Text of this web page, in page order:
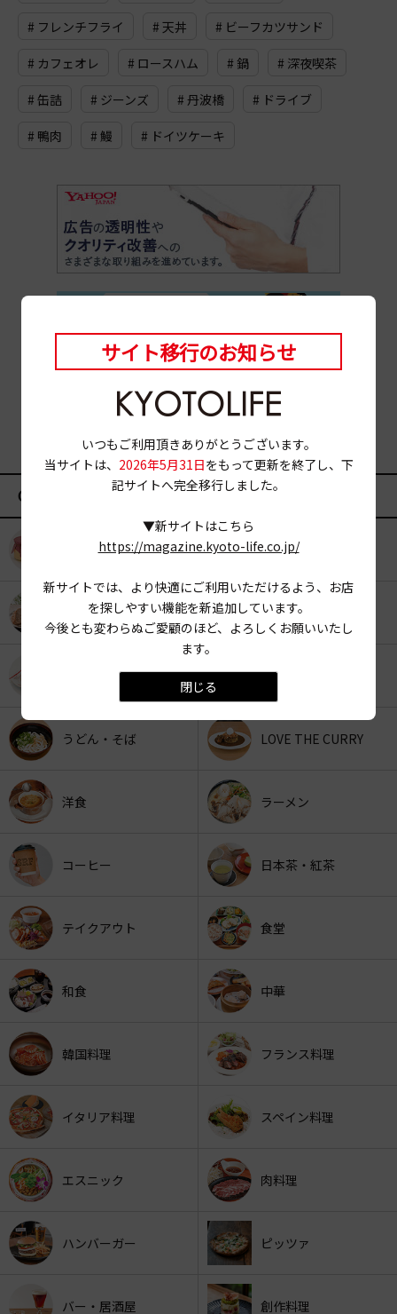
# フレンチフライ # 天丼 # ビーフカツサンド
# カフェオレ # ロースハム # 鍋 # 深夜喫茶
# 缶詰 # ジーンズ # 丹波橋 # ドライブ
# 鴨肉 # 鰻 # ドイツケーキ
サイト移行のお知らせ
いつもご利用頂きありがとうございます。
当サイトは、 2026年5月31日をもって更新を終了し、下
記サイトへ完全移行しました。
▼新サイトはこちら
https://magazine.kyoto-life.co.jp/
新サイトでは、より快適にご利用いただけるよう、お店
を探しやすい機能を新追加しています。
今後とも変わらぬご愛顧のほど、よろしくお願いいたし
ます。
閉じる
CATEGORY
KYOTO OYATSU CLUB スナックフード
カフェ 京みやげ
パン
うどん・そば LOVE THE CURRY
洋食 ラーメン
コーヒー 日本茶・紅茶
テイクアウト 食堂
和食 中華
韓国料理 フランス料理
イタリア料理 スペイン料理
エスニック 肉料理
ハンバーガー ピッツァ
バー・居酒屋 創作料理